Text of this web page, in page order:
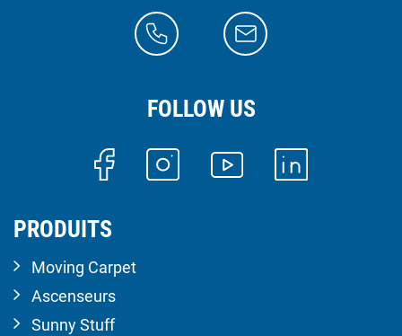
FOLLOW US
PRODUITS
Moving Carpet
Ascenseurs
Sunny Stuff